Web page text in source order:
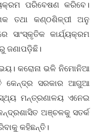
ପରିବେଷଣ କରିବେ।
ତଥା କଣ୍ଠଶିଳ୍ପୀ ଅନୁ
ସାଂସ୍କୃତିକ କାର୍ଯ୍ୟକ୍ରମ
ଜଣାପଡ଼ିଛି।
କରୋନା ଭଳି ନିମୋନିଆ
କେନ୍ଦ୍ର ସରକାର ଆଗୁଆ
ମନ୍ତ୍ରଣାଳୟ ଏନେଇ
ଅଞ୍ଚଳକୁ ସତର୍କ
କହିଛନ୍ତି।